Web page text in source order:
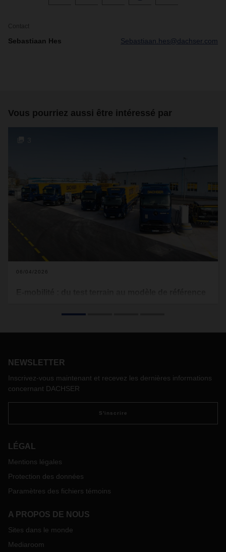
Contact
Sebastiaan Hes Sebastiaan.hes@dachser.com
Vous pourriez aussi être intéressé par
06/04/2026
fossiles et les exigences qu'elles imposent à l'infrastructure
d'un projet qui dessine les contours de demain.
NEWSLETTER
Inscrivez-vous maintenant et recevez les dernières informations
concernant DACHSER
S'inscrire
LÉGAL
Mentions légales
Protection des données
Paramètres des fichiers témoins
A PROPOS DE NOUS
Sites dans le monde
Mediaroom